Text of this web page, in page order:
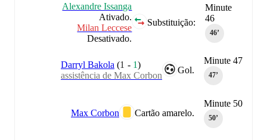
Minute
46
46‎’‎
Substituição:
Alexandre Issanga
Ativado.
Milan Leccese
Desativado.
Minute 47
47‎’‎
Gol.
Darryl Bakola (1 - 1)
assistência de Max Corbon
Minute 50
50‎’‎
Cartão amarelo.
Max Corbon